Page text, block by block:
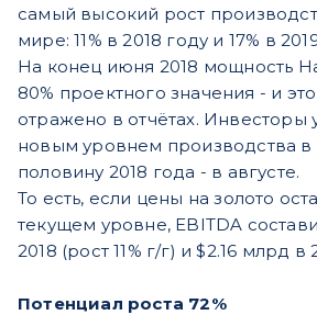
самый высокий рост
мире: 11% в 2018 году и 17% в
На конец июня 2018 мощность
80% проектного значения - и
отражено в отчётах. Инвесторы
новым уровнем производства в
половину 2018 года - в августе.
То есть, если цены на золото
текущем уровне, EBITDA
2018 (рост 11% г/г) и $2.16 млрд в
Потенциал роста 72%